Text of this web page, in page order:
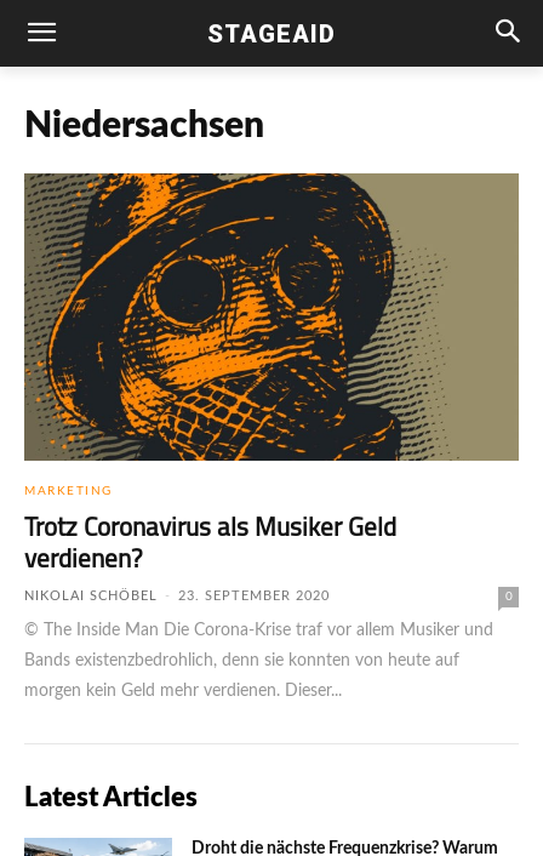
STAGEAID
Niedersachsen
MARKETING
Trotz Coronavirus als Musiker Geld
verdienen?
NIKOLAI SCHÖBEL - 23. SEPTEMBER 2020 0
© The Inside Man Die Corona-Krise traf vor allem Musiker und
Bands existenzbedrohlich, denn sie konnten von heute auf
morgen kein Geld mehr verdienen. Dieser...
Latest Articles
Droht die nächste Frequenzkrise? Warum